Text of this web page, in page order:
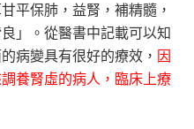
平保肺，益腎，補精髓，
」。從醫書中記載可以知
病變具有很好的療效， 因
養腎虛的病人，臨床上療